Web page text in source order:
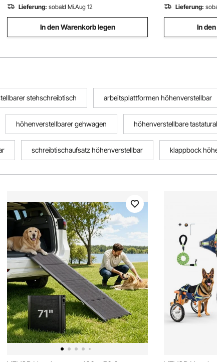
Lieferung: sobald Mi.Aug 12
In den Warenkorb legen
Lieferung:
In
stehschreibtisch arbeitsplattformen höhenverstellbar
höhenverstellbarer gehwagen höhenverstellbare
schreibtischaufsatz höhenverstellbar klappbock